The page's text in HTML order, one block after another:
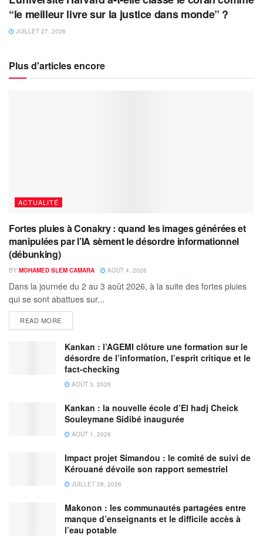
“le meilleur livre sur la justice dans monde” ?
JUILLET 27, 2026
Plus d'articles encore
ACTUALITÉ
Fortes pluies à Conakry : quand les images générées et
manipulées par l’IA sèment le désordre informationnel
(débunking)
BY MOHAMED SLEM CAMARA AOÛT 4, 2026
Dans la journée du 2 au 3 août 2026, à la suite des fortes pluies
qui se sont abattues sur...
READ MORE
Kankan : l’AGEMI clôture une formation sur le
désordre de l’information, l’esprit critique et le
fact-checking
AOÛT 3, 2026
Kankan : la nouvelle école d’El hadj Cheick
Souleymane Sidibé inaugurée
AOÛT 1, 2026
Impact projet Simandou : le comité de suivi de
Kérouané dévoile son rapport semestriel
JUILLET 28, 2026
Makonon : les communautés partagées entre
manque d’enseignants et le difficile accès à
l’eau potable